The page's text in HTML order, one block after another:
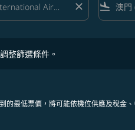
close flight_land
整篩選條件。
最低票價，將可能依機位供應及稅金